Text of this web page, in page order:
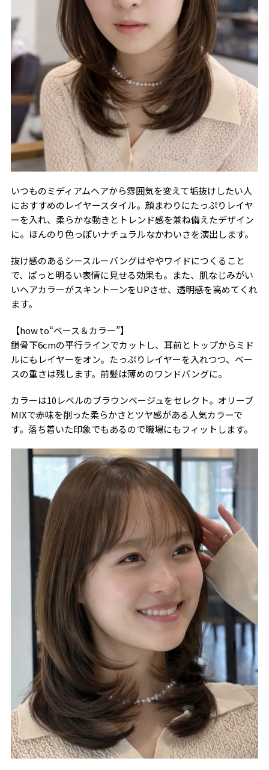
いつものミディアムヘアから雰囲気を変えて垢抜けしたい人
におすすめのレイヤースタイル。顔まわりにたっぷりレイヤ
ーを入れ、柔らかな動きとトレンド感を兼ね備えたデザイン
に。ほんのり色っぽいナチュラルなかわいさを演出します。
抜け感のあるシースルーバングはややワイドにつくること
で、ぱっと明るい表情に見せる効果も。また、肌なじみがい
いヘアカラーがスキントーンをUPさせ、透明感を高めてくれ
ます。
【how to“ベース＆カラー”】
鎖骨下6cmの平行ラインでカットし、耳前とトップからミド
ルにもレイヤーをオン。たっぷりレイヤーを入れつつ、ベー
スの重さは残します。前髪は薄めのワンドバングに。
カラーは10レベルのブラウンベージュをセレクト。オリーブ
MIXで赤味を削った柔らかさとツヤ感がある人気カラーで
す。落ち着いた印象でもあるので職場にもフィットします。